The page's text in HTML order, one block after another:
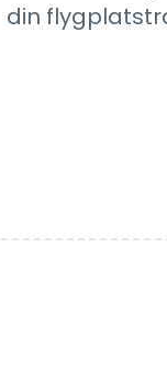
din